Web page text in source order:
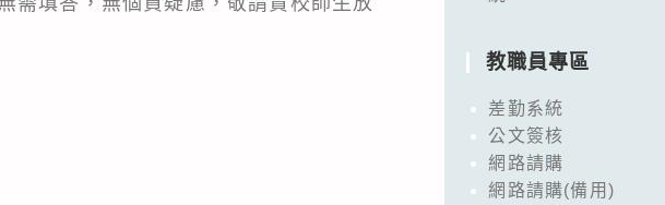
教職員專區
差勤系統
公文簽核
網路請購
網路請購(備用)